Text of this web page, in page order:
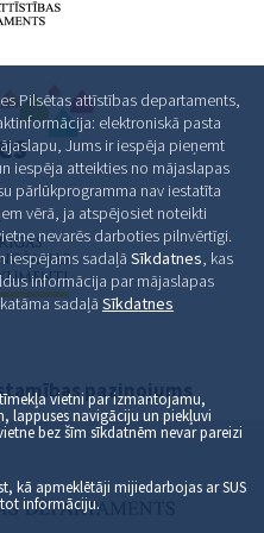
paziņojums
Pilsētas attīstības departaments,
elektroniskā pasta
Jums ir iespēja pieņemt
iespēja atteikties no mājaslapas
pārlūkprogramma nav iestatīta
vērā, ja atspējosiet noteikti
nevarēs darboties pilnvērtīgi.
iespējams sadaļā Sīkdatnes, kas
informācija par mājaslapas
sadaļā Sīkdatnes
vietni par izmantojamu,
lappuses navigāciju un piekļuvi
bez šīm sīkdatnēm nevar pareizi
kā apmeklētāji mijiedarbojas ar SUS
informāciju.